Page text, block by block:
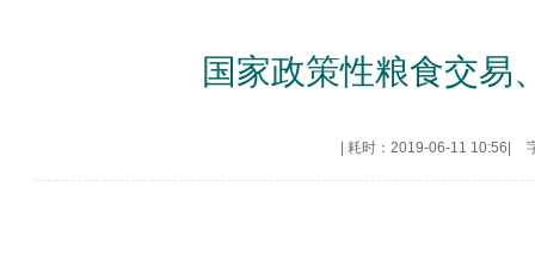
国家政策性粮食交易
耗时：2019-06-11 10:56